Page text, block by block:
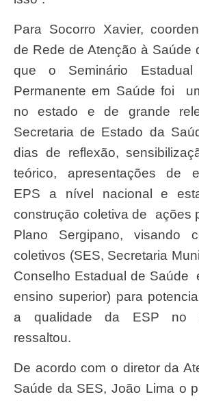
Para Socorro Xavier, coordenadora Estadual
de Rede de Atenção à Saúde
que o Seminário
Permanente em Saúde foi
no estado e de grande
Secretaria de Estado da
dias de reflexão,
teórico, apresentações de
EPS a nível nacional e
construção coletiva de ações
Plano Sergipano, visando
coletivos (SES, Secretaria
Conselho Estadual de Saúde
ensino superior) para
a qualidade da ESP no
ressaltou.
De acordo com o diretor da Atenção Integral à
Saúde da SES, João Lima o